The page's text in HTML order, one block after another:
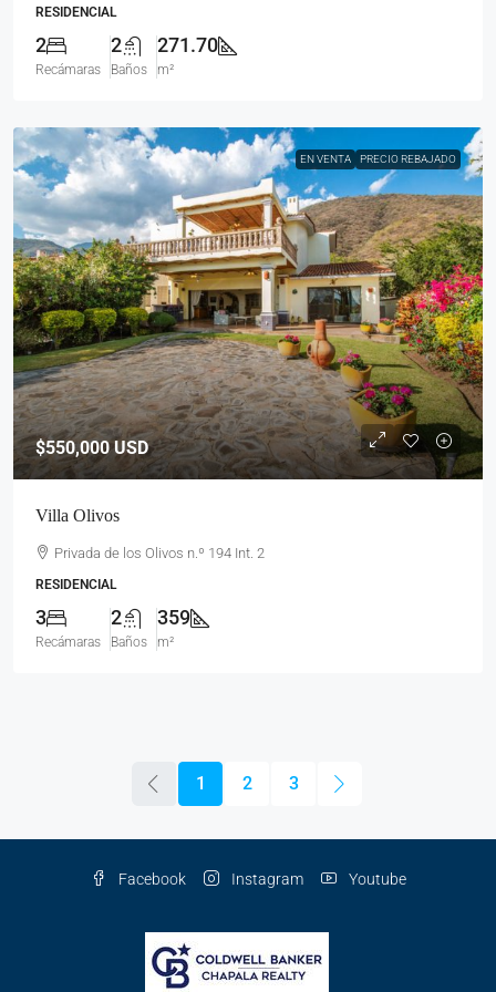
RESIDENCIAL
2
Recámaras
2
Baños
271.70
m²
EN VENTA PRECIO REBAJADO
$550,000USD
Villa Olivos
Privada de los Olivos n.º 194 Int. 2
RESIDENCIAL
3
Recámaras
2
Baños
359
m²
1 2 3
Facebook Instagram Youtube